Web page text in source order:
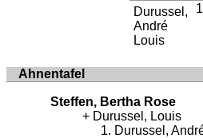
Durussel,
André
Louis
Ahnentafel
Steffen, Bertha Rose
Durussel, Louis
Durussel,